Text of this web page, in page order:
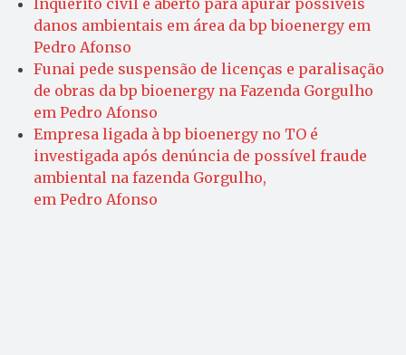
danos ambientais em área da bp bioenergy em
Pedro Afonso
Funai pede suspensão de licenças e paralisação
de obras da bp bioenergy na Fazenda Gorgulho
em Pedro Afonso
Empresa ligada à bp bioenergy no TO é
investigada após denúncia de possível fraude
ambiental na fazenda Gorgulho,
em Pedro Afonso